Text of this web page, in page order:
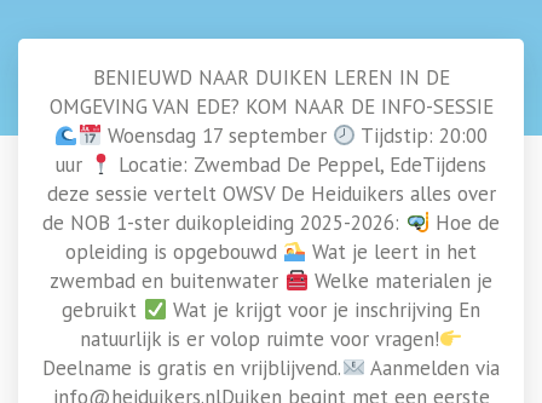
BENIEUWD NAAR DUIKEN LEREN IN DE
OMGEVING VAN EDE? KOM NAAR DE INFO-SESSIE
Woensdag 17 september
Tijdstip: 20:00
uur
Locatie: Zwembad De Peppel, EdeTijdens
deze sessie vertelt OWSV De Heiduikers alles over
de NOB 1-ster duikopleiding 2025-2026:
Hoe de
opleiding is opgebouwd
Wat je leert in het
zwembad en buitenwater
Welke materialen je
gebruikt
Wat je krijgt voor je inschrijving En
natuurlijk is er volop ruimte voor vragen!
Deelname is gratis en vrijblijvend.
Aanmelden via
info@heiduikers.nlDuiken begint met een eerste